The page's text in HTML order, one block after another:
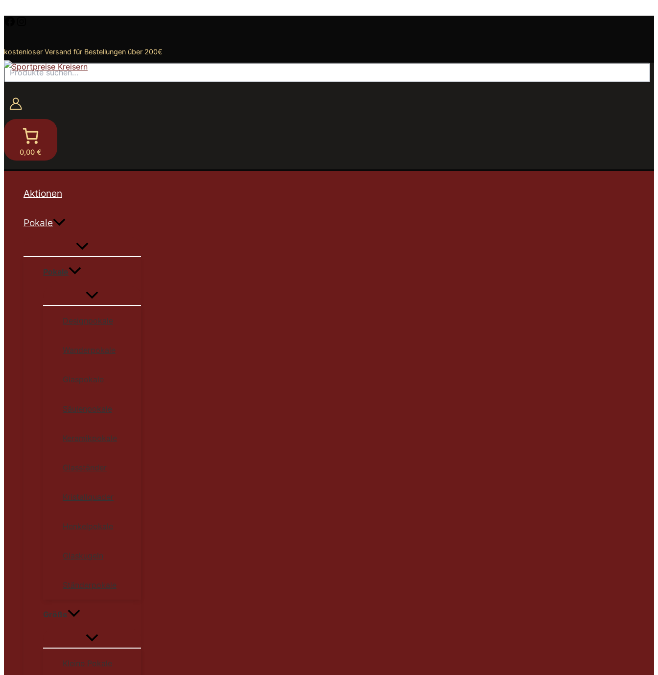
Facebook
Instagram
kostenloser Versand für Bestellungen über 200€
Suchen
0,00 €
Aktionen
Pokale
Pokale
Designpokale
Wanderpokale
Glaspokale
Säulenpokale
Keramikpokale
Glasständer
Kristallquader
Henkelpokale
Glaskugeln
Ständerpokale
Größe
Kleine Pokale